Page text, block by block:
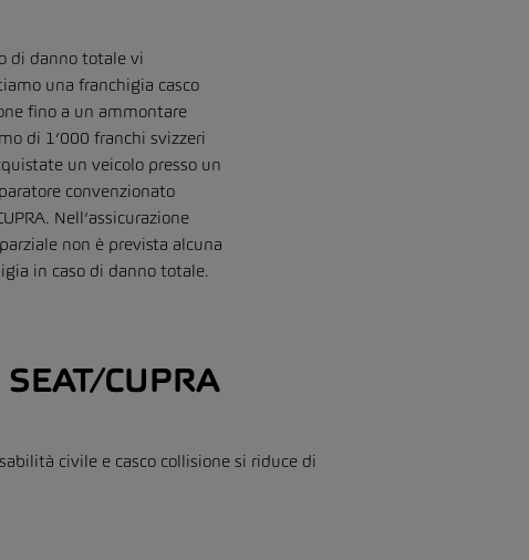
di danno totale vi
una franchigia casco
fino a un ammontare
di 1’000 franchi svizzeri
un veicolo presso un
convenzionato
Nell’assicurazione
non è prevista alcuna
in caso di danno totale.
CUPRA
civile e casco collisione si riduce di